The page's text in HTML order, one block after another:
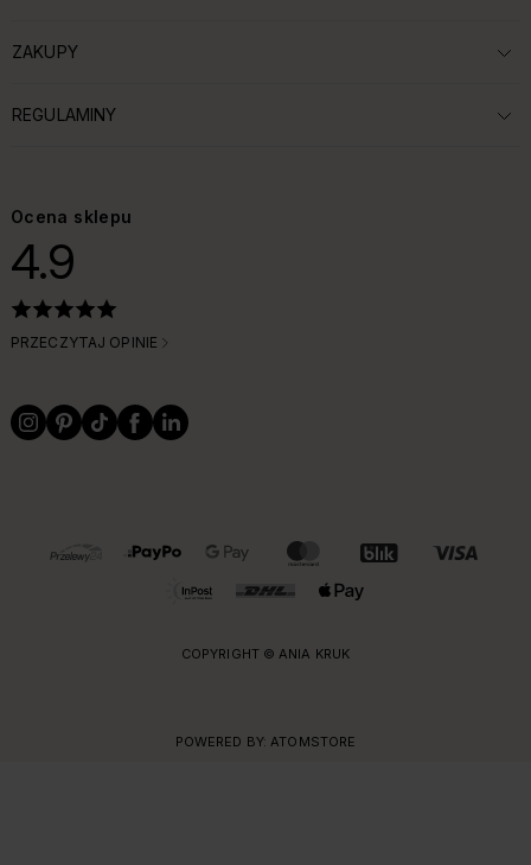
ROZWIŃ SEKCJĘ:
ZAKUPY
ROZWIŃ SEKCJĘ:
REGULAMINY
Ocena sklepu
4.9
PRZECZYTAJ OPINIE
OBSŁUGIWANE FORMY PŁATNOŚCI I DOSTAWY
COPYRIGHT © ANIA KRUK
POWERED BY: ATOMSTORE